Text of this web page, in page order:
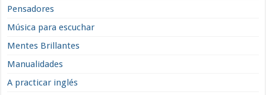
Pensadores
Música para escuchar
Mentes Brillantes
Manualidades
A practicar inglés